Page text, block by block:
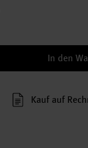
In den
Kauf auf